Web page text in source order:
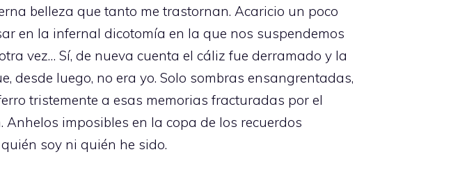
belleza que tanto me trastornan. Acaricio un poco
en la infernal dicotomía en la que nos suspendemos
vez… Sí, de nueva cuenta el cáliz fue derramado y la
desde luego, no era yo. Solo sombras ensangrentadas,
tristemente a esas memorias fracturadas por el
imposibles en la copa de los recuerdos
soy ni quién he sido.